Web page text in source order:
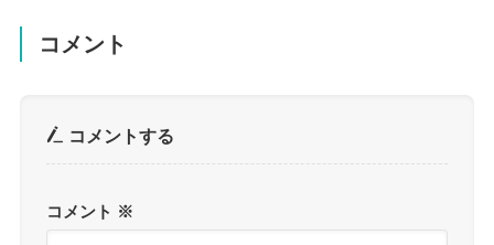
コメント
コメントする
コメント ※